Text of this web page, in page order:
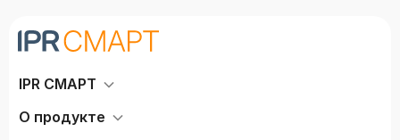
IPR СМАРТ
О продукте